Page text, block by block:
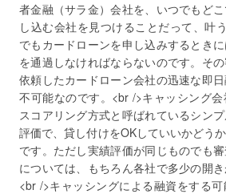
者金融（サラ金）会社を、いつでもど
し込む会社を見つけることだって、叶
でもカードローンを申し込みするとき
を通過しなければならないのです。その
依頼したカードローン会社の迅速な即
不可能なのです。<br />キャッシング会
スコアリング方式と呼ばれているシン
評価で、貸し付けをOKしていいかどう
です。ただし実績評価が同じものでも
については、もちろん各社で多少の開き
<br />キャッシングによる融資をする